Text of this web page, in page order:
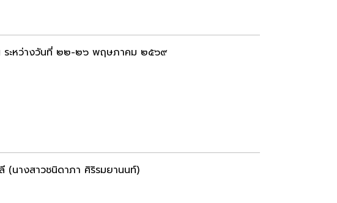
ระหว่างวันที่ ๒๒-๒๖ พฤษภาคม ๒๕๖๙
(นางสาวชนิดาภา ศิริรมยานนท์)